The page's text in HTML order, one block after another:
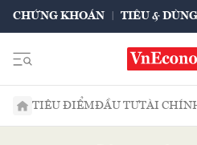
CHỨNG KHOÁN TIÊU & DÙNG
TIÊU ĐIỂMĐẦU TƯTÀI